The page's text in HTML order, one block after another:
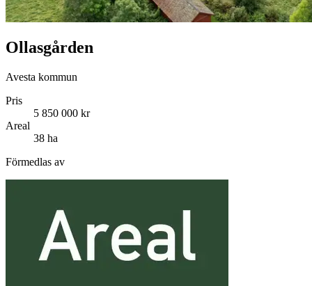
Ollasgården
Avesta kommun
Pris
5 850 000 kr
Areal
38 ha
Förmedlas av